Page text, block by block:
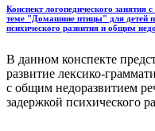
Конспект логопедического занятия
теме "Домашние птицы" для детей
психического развития и общим
В данном конспекте
развитие лексико-
с общим недоразвитием
задержкой психического